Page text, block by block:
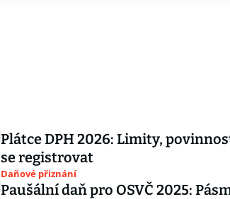
Plátce DPH 2026: Limity,
se registrovat
Daňové přiznání
Paušální daň pro OSVČ 2025: